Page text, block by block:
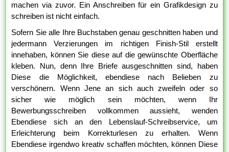
machen via zuvor. Ein Anschreiben für ein Grafikdesign zu
schreiben ist nicht einfach.
Sofern Sie alle Ihre Buchstaben genau geschnitten haben und
jedermann Verzierungen im richtigen Finish-Stil erstellt
innehaben, können Sie diese auf die gewünschte Oberfläche
kleben. Nun, denn Ihre Briefe ausgeschnitten sind, haben
Diese die Möglichkeit, ebendiese nach Belieben zu
verschönern. Wenn Jene an sich auch zweifeln oder so
sicher wie möglich sein möchten, wenn Ihr
Bewerbungsschreiben vollkommen aussieht, wenden
Ebendiese sich an den Lebenslauf-Schreibservice, um
Erleichterung beim Korrekturlesen zu erhalten. Wenn
Ebendiese irgendwo kreativ schaffen möchten, können Diese